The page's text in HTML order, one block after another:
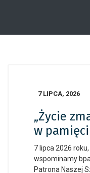
7 LIPCA, 2026
„Życie
w pamięci
7 lipca 2026
wspominamy
Patrona Naszej